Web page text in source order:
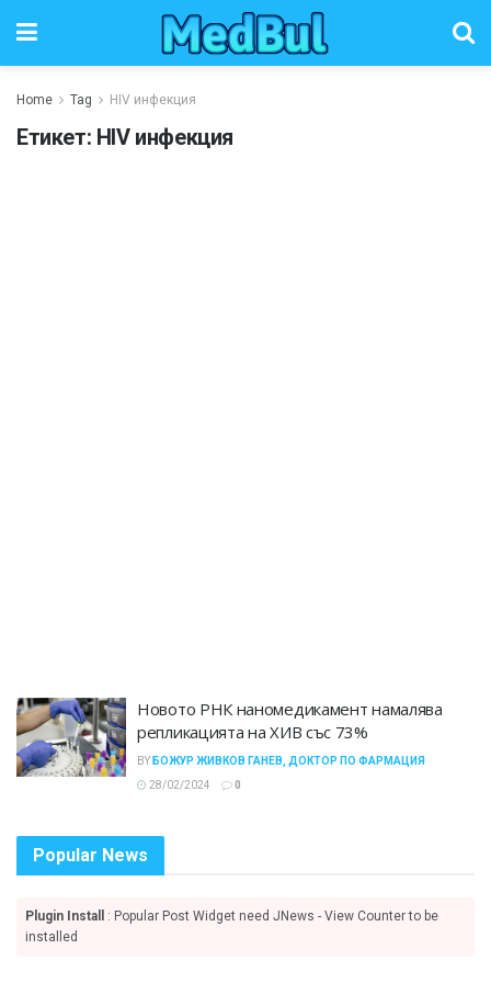
Home Tag HIV инфекция
Етикет: HIV инфекция
Новото РНК наномедикамент намалява
репликацията на ХИВ със 73%
BY БОЖУР ЖИВКОВ ГАНЕВ, ДОКТОР ПО ФАРМАЦИЯ
28/02/2024
0
Popular News
Plugin Install
: Popular Post Widget need JNews - View Counter to be
installed